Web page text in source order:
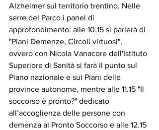
Alzheimer sul territorio trentino. Nelle
serre del Parco i panel di
approfondimento: alle 10.15 si parlerà di
"Piani Demenze, Circoli virtuosi",
ovvero con Nicola Vanacore dell'Istituto
Superiore di Sanità si farà il punto sul
Piano nazionale e sui Piani delle
province autonome, mentre alle 11.15 "Il
soccorso è pronto?" dedicato
all’accoglienza delle persone con
demenza al Pronto Soccorso e alle 12.15